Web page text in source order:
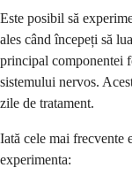
Este posibil să
ales când începeți să
principal componentei
sistemului nervos.
zile de tratament.
Iată cele mai frecvente
experimenta: